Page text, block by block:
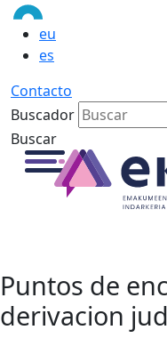
eu
es
Contacto
Buscador
Buscar
Puntos de
derivacion